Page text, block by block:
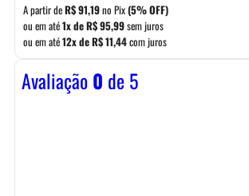
A partir deR$91,19no Pix(5% OFF)
ou em até1x deR$95,99sem juros
ou em até12x deR$11,44com juros
Avaliação0 de 5